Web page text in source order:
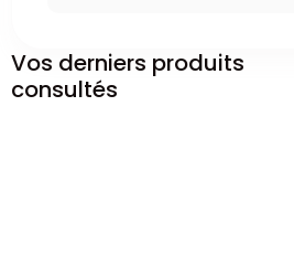
Vos derniers produits
consultés